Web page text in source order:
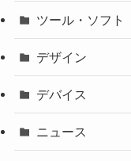
ツール・ソフト
デザイン
デバイス
ニュース